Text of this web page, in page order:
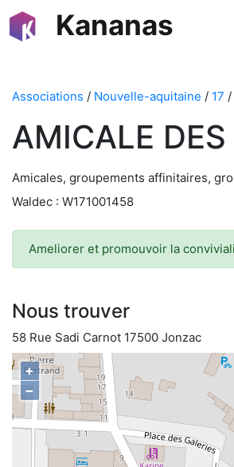
Kananas
Associations / Nouvelle-aquitaine / 17 /
AMICALE
Amicales, groupements affinitaires,
Waldec : W171001458
Ameliorer et promouvoir la
Nous trouver
58 Rue Sadi Carnot 17500 Jonzac
+
−